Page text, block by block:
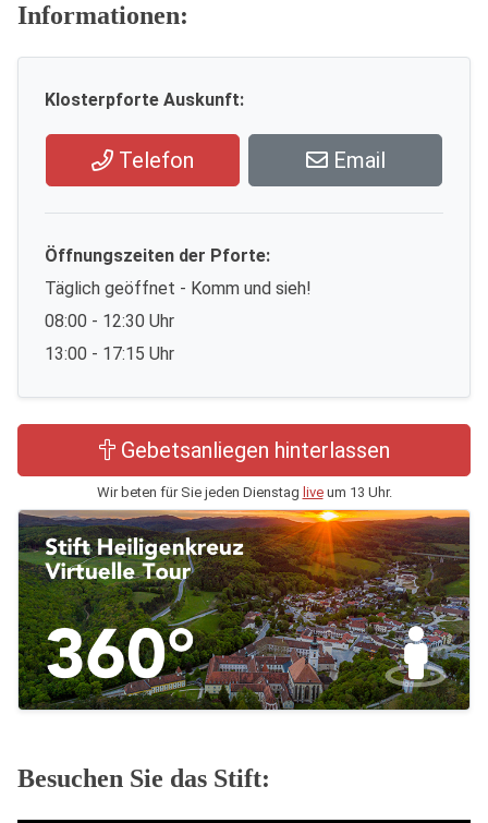
Informationen:
Klosterpforte Auskunft:
Telefon Email
Öffnungszeiten der Pforte:
Täglich geöffnet - Komm und sieh!
08:00 - 12:30 Uhr
13:00 - 17:15 Uhr
Gebetsanliegen hinterlassen
Wir beten für Sie jeden Dienstag liveum 13 Uhr.
Besuchen Sie das Stift: